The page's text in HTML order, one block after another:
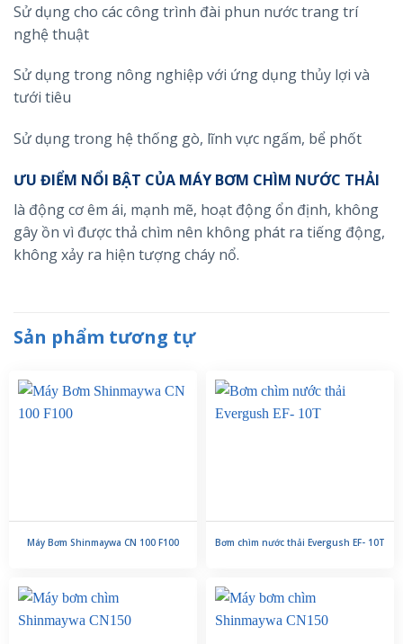
Sử dụng cho các công trình đài phun nước trang trí
nghệ thuật
Sử dụng trong nông nghiệp với ứng dụng thủy lợi và
tưới tiêu
Sử dụng trong hệ thống gò, lĩnh vực ngấm, bể phốt
ƯU ĐIỂM NỔI BẬT CỦA MÁY BƠM CHÌM NƯỚC THẢI
là động cơ êm ái, mạnh mẽ, hoạt động ổn định, không
gây ồn vì được thả chìm nên không phát ra tiếng động,
không xảy ra hiện tượng cháy nổ.
Sản phẩm tương tự
Máy Bơm Shinmaywa CN 100 F100 Bơm chìm nước thải Evergush EF- 10T